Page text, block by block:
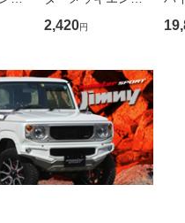
ト
レム小 ピン無]100
×15 *ゆうパケット
2,420円
ス